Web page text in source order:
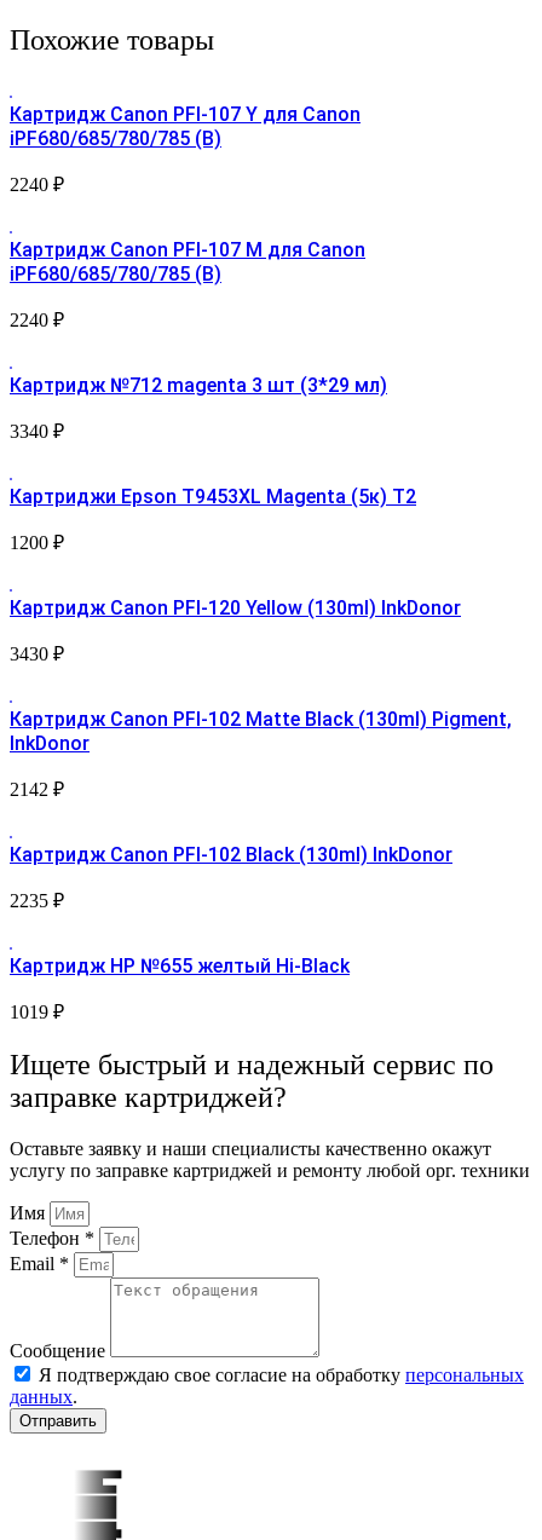
Похожие товары
Картридж Canon PFI-107 Y для Canon
iPF680/685/780/785 (B)
2240 ₽
Картридж Canon PFI-107 М для Canon
iPF680/685/780/785 (B)
2240 ₽
Картридж №712 magenta 3 шт (3*29 мл)
3340 ₽
Картриджи Epson T9453XL Magenta (5к) Т2
1200 ₽
Картридж Canon PFI-120 Yellow (130ml) InkDonor
3430 ₽
Картридж Canon PFI-102 Matte Black (130ml) Pigment,
InkDonor
2142 ₽
Картридж Canon PFI-102 Black (130ml) InkDonor
2235 ₽
Картридж HP №655 желтый Hi-Black
1019 ₽
Ищете быстрый и надежный сервис по
заправке картриджей?
Оставьте заявку и наши специалисты качественно окажут
услугу по заправке картриджей и ремонту любой орг. техники
Имя
Телефон *
Email *
Сообщение
Я подтверждаю свое согласие на обработку персональных
данных.
Отправить